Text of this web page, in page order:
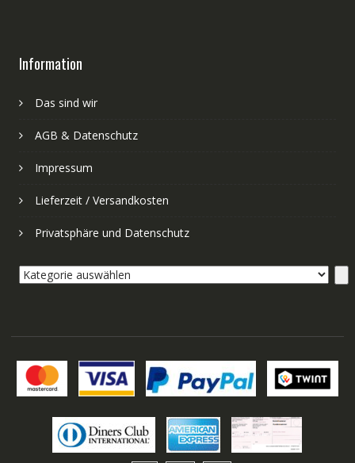
Information
Das sind wir
AGB & Datenschutz
Impressum
Lieferzeit / Versandkosten
Privatsphäre und Datenschutz
Kategorie